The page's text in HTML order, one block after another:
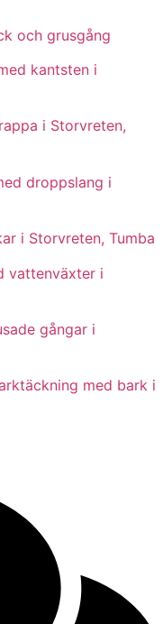
och grusgång
kantsten i
i Storvreten,
droppslang i
i Storvreten, Tumba
vattenväxter i
gångar i
med bark i